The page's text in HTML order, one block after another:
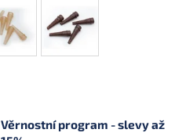
Věrnostní program - slevy až